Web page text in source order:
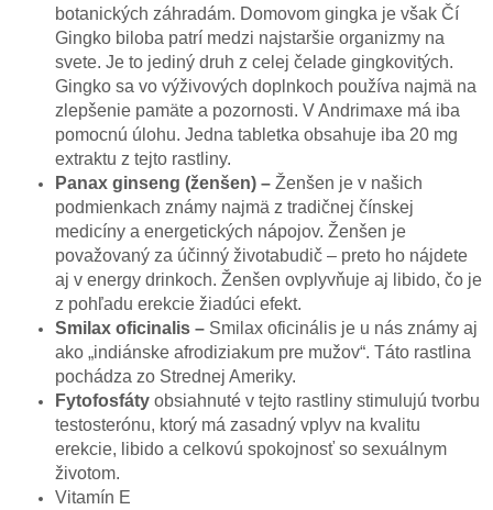
botanických záhradám. Domovom gingka je však Čí
Gingko biloba patrí medzi najstaršie organizmy na
svete. Je to jediný druh z celej čelade gingkovitých.
Gingko sa vo výživových doplnkoch používa najmä na
zlepšenie pamäte a pozornosti. V Andrimaxe má iba
pomocnú úlohu. Jedna tabletka obsahuje iba 20 mg
extraktu z tejto rastliny.
Panax ginseng (ženšen) – Ženšen je v našich
podmienkach známy najmä z tradičnej čínskej
medicíny a energetických nápojov. Ženšen je
považovaný za účinný životabudič – preto ho nájdete
aj v energy drinkoch. Ženšen ovplyvňuje aj libido, čo je
z pohľadu erekcie žiadúci efekt.
Smilax oficinalis – Smilax oficinális je u nás známy aj
ako „indiánske afrodiziakum pre mužov“. Táto rastlina
pochádza zo Strednej Ameriky.
Fytofosfáty obsiahnuté v tejto rastliny stimulujú tvorbu
testosterónu, ktorý má zasadný vplyv na kvalitu
erekcie, libido a celkovú spokojnosť so sexuálnym
životom.
Vitamín E